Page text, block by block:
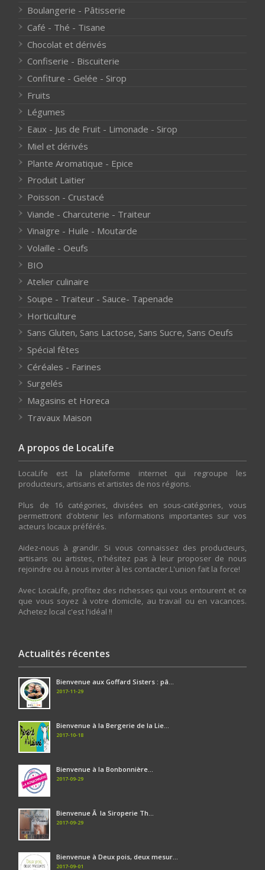
Boulangerie - Pâtisserie
Café - Thé - Tisane
Chocolat et dérivés
Confiserie - Biscuiterie
Confiture - Gelée - Sirop
Fruits
Légumes
Eaux - Jus de Fruit - Limonade - Sirop
Miel et dérivés
Plante Aromatique - Epice
Produit Laitier
Poisson - Crustacé
Viande - Charcuterie - Traiteur
Vinaigre - Huile - Moutarde
Volaille - Oeufs
BIO
Atelier culinaire
Soupe - Traiteur - Sauce- Tapenade
Horticulture
Sans Gluten, Sans Lactose, Sans Sucre, Sans Oeufs
Spécial fêtes
Céréales - Farines
Surgelés
Magasins et Horeca
Travaux Maison
A propos de LocaLife
LocaLife est la plateforme internet qui regroupe les
producteurs, artisans et artistes de nos régions.
Plus de 16 catégories, divisées en sous-catégories, vous
permettront d'obtenir les informations importantes sur vos
acteurs locaux préférés.
Aidez-nous à grandir. Si vous connaissez des producteurs,
artisans ou artistes, n'hésitez pas à leur proposer de nous
rejoindre ou à nous inviter à les contacter.L'union fait la force!
Avec LocaLife, profitez des richesses qui vous entourent et ce
que vous soyez à votre domicile, au travail ou en vacances.
Achetez local c'est l'idéal !!
Actualités récentes
Bienvenue aux Goffard Sisters : pâ...
2017-11-29
Bienvenue à la Bergerie de la Lie...
2017-10-18
Bienvenue à la Bonbonnière...
2017-09-29
Bienvenue Ã la Siroperie Th...
2017-09-29
Bienvenue à Deux pois, deux mesur...
2017-09-01